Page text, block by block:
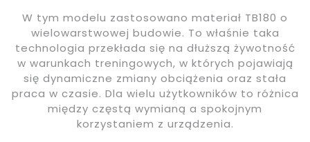
W tym modelu zastosowano materiał TB180 o
wielowarstwowej budowie. To właśnie taka
technologia przekłada się na dłuższą żywotność
w warunkach treningowych, w których pojawiają
się dynamiczne zmiany obciążenia oraz stała
praca w czasie. Dla wielu użytkowników to różnica
między częstą wymianą a spokojnym
korzystaniem z urządzenia.